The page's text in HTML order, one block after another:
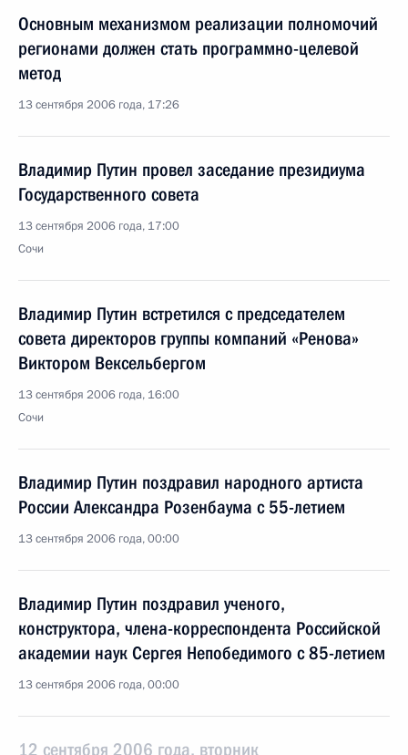
Основным механизмом реализации полномочий
регионами должен стать программно-целевой
метод
13 сентября 2006 года, 17:26
Владимир Путин провел заседание президиума
Государственного совета
13 сентября 2006 года, 17:00
Сочи
Владимир Путин встретился с председателем
совета директоров группы компаний «Ренова»
Виктором Вексельбергом
13 сентября 2006 года, 16:00
Сочи
Владимир Путин поздравил народного артиста
России Александра Розенбаума с 55-летием
13 сентября 2006 года, 00:00
Владимир Путин поздравил ученого,
конструктора, члена-корреспондента Российской
академии наук Сергея Непобедимого с 85-летием
13 сентября 2006 года, 00:00
12 сентября 2006 года, вторник